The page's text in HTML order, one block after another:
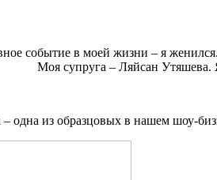
событие в моей жизни – я
Моя супруга – Ляйсан Утяшева.
одна из образцовых в нашем шоу-